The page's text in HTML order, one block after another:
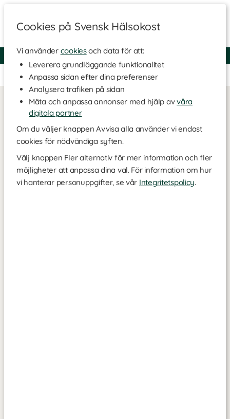
Cookies på Svensk Hälsokost
Vi använder cookiesoch data för att:
Leverera grundläggande funktionalitet
Anpassa sidan efter dina preferenser
Analysera trafiken på sidan
Mäta och anpassa annonser med hjälp avvåra
digitala partner
Om du väljer knappen Avvisa alla använder vi endast
cookies för nödvändiga syften.
Välj knappen Fler alternativ för mer information och fler
möjligheter att anpassa dina val. För information om hur
vi hanterar personuppgifter, se vår Integritetspolicy.
Fri frakt Snabb leverans
Ingen kampanjsida är skapad.